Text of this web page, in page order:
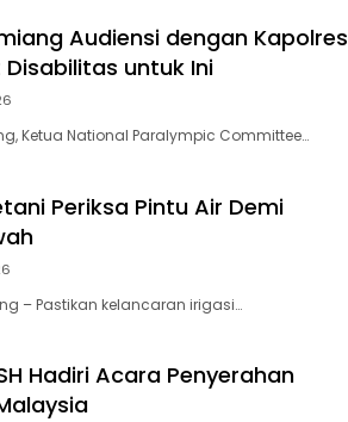
Audiensi dengan Kapolres
untuk Ini
Ketua National Paralympic Committee…
Periksa Pintu Air Demi
– Pastikan kelancaran irigasi…
Hadiri Acara Penyerahan